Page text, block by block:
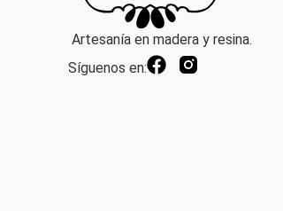
Artesanía en madera y resina.
Síguenos en: